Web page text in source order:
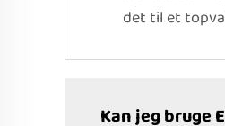
det til et
Kan jeg bruge